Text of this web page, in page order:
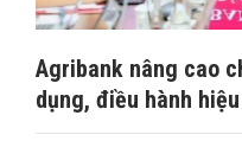
Agribank nâng cao
dụng, điều hành